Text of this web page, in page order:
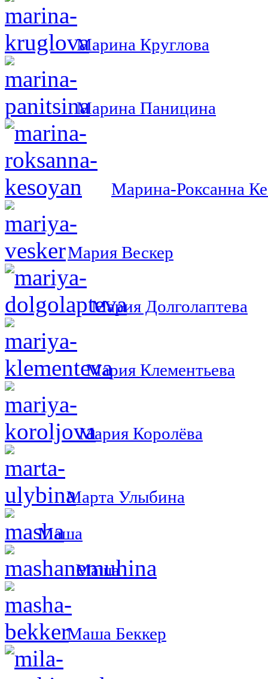
Марина Круглова
Марина Паницина
Марина-Роксанна
Мария Вескер
Мария Долголаптева
Мария Клементьева
Мария Королёва
Марта Улыбина
Маша
Маша
Маша Беккер